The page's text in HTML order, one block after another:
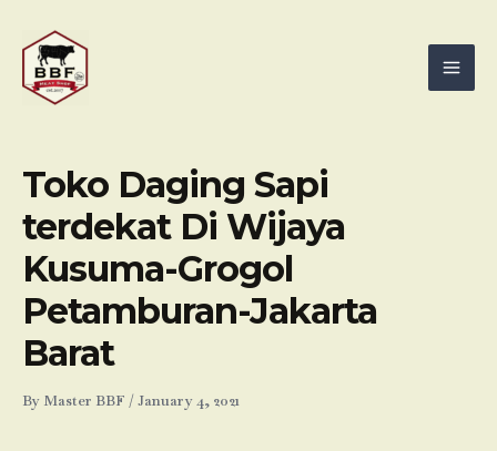
content
Toko Daging Sapi
terdekat Di Wijaya
Kusuma-Grogol
Petamburan-Jakarta
Barat
By Master BBF /January 4, 2021